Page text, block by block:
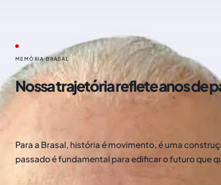
MEMÓRIA BRASAL
Nossa trajetória reflete anos de
Para a Brasal, história é movimento, é uma
passado é fundamental para edificar o futuro que